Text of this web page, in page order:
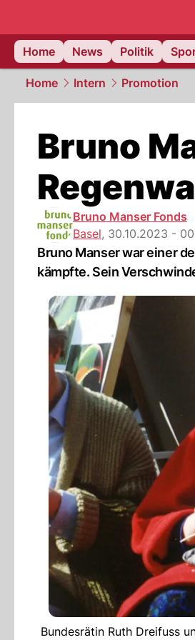
Home
News Politik
Home Intern Promotion
Bruno
Bruno Manser Fonds
Basel, 30.10.2023 -
Bruno Manser war einer
kämpfte. Sein
Bundesrätin Ruth Dreifuss